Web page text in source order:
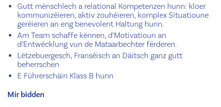
Gutt mënschlech a relational Kompetenzen hunn: kloer
kommunizéieren, aktiv zouhéieren, komplex Situatioune
geréieren an eng benevolent Haltung hunn.
Am Team schaffe kënnen, d’Motivatioun an
d’Entwécklung vun de Mataarbechter fërderen.
Lëtzebuergesch, Franséisch an Däitsch ganz gutt
beherrschen
E Führerschäin Klass B hunn
Mir bidden